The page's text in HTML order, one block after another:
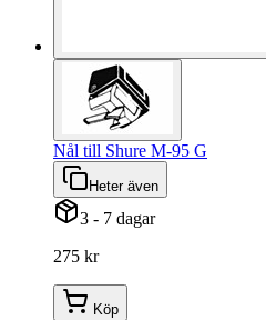
Nål till Shure M-95 G
Heter även
3 - 7 dagar
275 kr
Köp